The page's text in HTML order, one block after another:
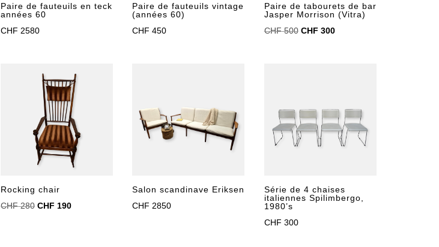
Paire de fauteuils en teck
années 60
CHF 2580
Paire de fauteuils vintage
(années 60)
CHF 450
Paire de tabourets de bar
Jasper Morrison (Vitra)
CHF500 Le
CHF 300Le
Rocking chair
CHF280 Le
CHF 190Le
Salon scandinave Eriksen
CHF 2850
Série de 4 chaises
italiennes Spilimbergo,
1980’s
CHF 300